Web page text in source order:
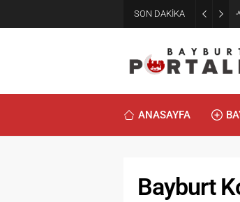
SON DAKİKA
ANASAYFA
Bayburt